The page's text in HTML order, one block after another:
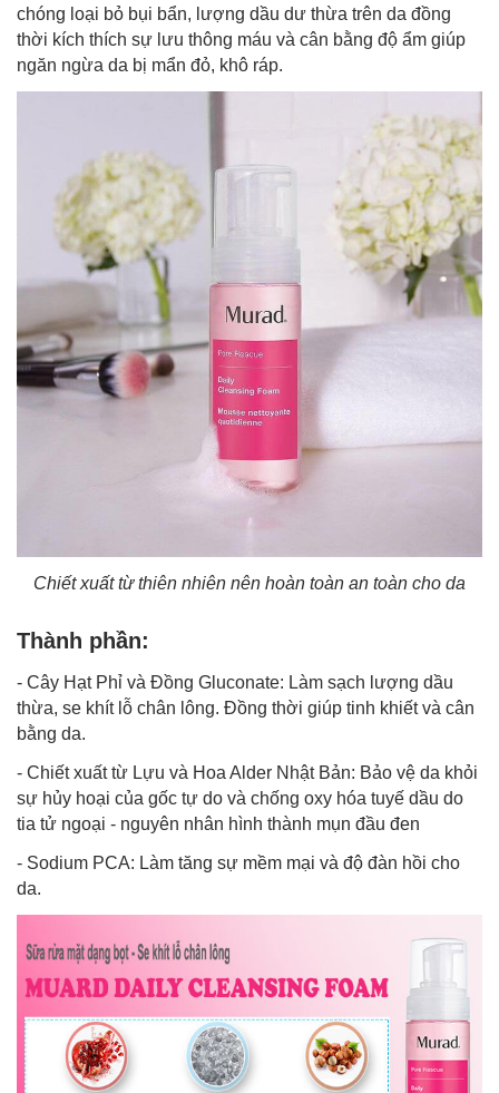
chóng loại bỏ bụi bẩn, lượng dầu dư thừa trên da đồng
thời kích thích sự lưu thông máu và cân bằng độ ẩm giúp
ngăn ngừa da bị mẩn đỏ, khô ráp.
Chiết xuất từ thiên nhiên nên hoàn toàn an toàn cho da
Thành phần:
- Cây Hạt Phỉ và Đồng Gluconate: Làm sạch lượng dầu
thừa, se khít lỗ chân lông. Đồng thời giúp tinh khiết và cân
bằng da.
- Chiết xuất từ Lựu và Hoa Alder Nhật Bản: Bảo vệ da khỏi
sự hủy hoại của gốc tự do và chống oxy hóa tuyế dầu do
tia tử ngoại - nguyên nhân hình thành mụn đầu đen
- Sodium PCA: Làm tăng sự mềm mại và độ đàn hồi cho
da.